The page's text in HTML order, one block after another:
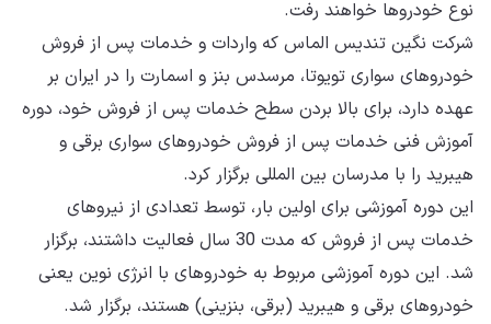
نوع خودروها خواهند رفت.
شرکت نگین تندیس الماس که واردات و خدمات پس از فروش
خودروهای سواری تویوتا، مرسدس بنز و اسمارت را در ایران بر
عهده دارد، برای بالا بردن سطح خدمات پس از فروش خود، دوره
آموزش فنی خدمات پس از فروش خودروهای سواری برقی و
هیبرید را با مدرسان بین المللی برگزار کرد.
این دوره آموزشی برای اولین بار، توسط تعدادی از نیروهای
خدمات پس از فروش که مدت 30 سال فعالیت داشتند، برگزار
شد. این دوره آموزشی مربوط به خودروهای با انرژی نوین یعنی
خودروهای برقی و هیبرید (برقی، بنزینی) هستند، برگزار شد.